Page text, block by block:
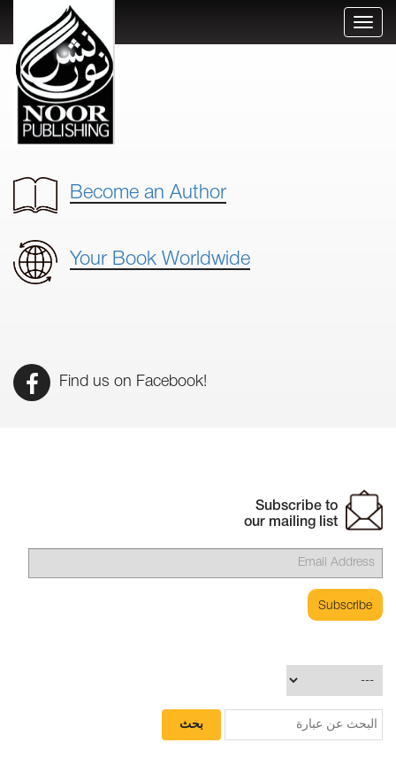
Become an Author
Your Book Worldwide
Find us on Facebook!
Subscribe to
our mailing list